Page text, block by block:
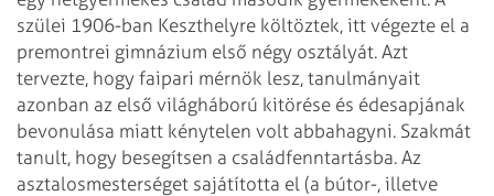
szülei 1906-ban Keszthelyre költöztek, itt végezte el a
premontrei gimnázium első négy osztályát. Azt
tervezte, hogy faipari mérnök lesz, tanulmányait
azonban az első világháború kitörése és édesapjának
bevonulása miatt kénytelen volt abbahagyni. Szakmát
tanult, hogy besegítsen a családfenntartásba. Az
asztalosmesterséget sajátította el (a bútor-, illetve